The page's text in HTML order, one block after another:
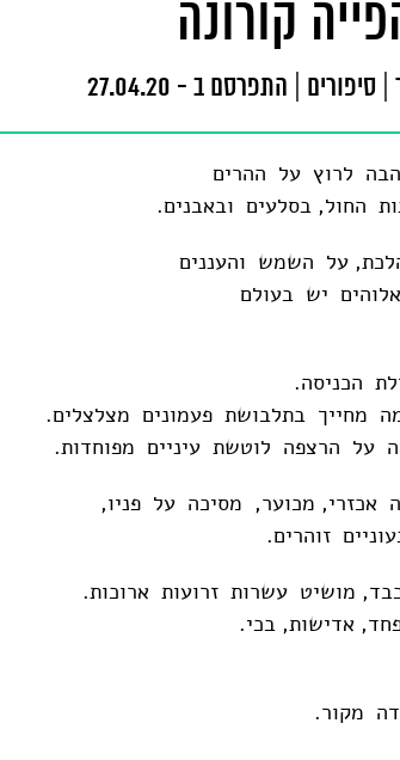
קורונה
סיפורים התפרסם ב - 27.04.20
לרוץ על ההרים
החול, בסלעים ובאבנים.
על השמש והעננים
יש בעולם
הכניסה.
מחייך בתלבושת פעמונים מצלצלים.
על הרצפה לוטשת עיניים מפוחדות.
מכוער, מסיכה על פניו,
זוהרים.
מושיט עשרות זרועות ארוכות.
אדישות, בכי.
מקור.